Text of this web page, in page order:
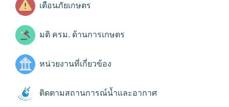
เตือนภัยเกษตร
มติ ครม. ด้านการเกษตร
หน่วยงานที่เกี่ยวข้อง
ติดตามสถานการณ์น้ำและอากาศ